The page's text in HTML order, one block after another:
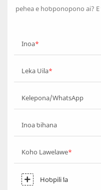
pehea e hoʻoponopono ai?
Inoa
Leka Uila
Kelepona/WhatsApp
Inoa ʻoihana
Koho Lawelawe
Hoʻopili ʻia